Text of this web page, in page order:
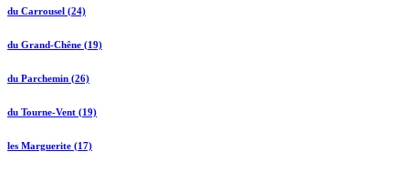
du Carrousel (24)
du Grand-Chêne (19)
du Parchemin (26)
du Tourne-Vent (19)
les Marguerite (17)